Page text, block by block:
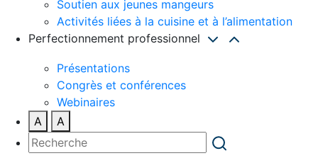
Soutien aux jeunes mangeurs
Activités liées à la cuisine et à l’alimentation
Perfectionnement professionnel
Présentations
Congrès et conférences
Webinaires
A
A